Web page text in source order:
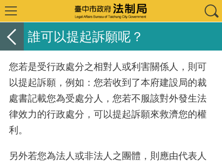
誰可以提起訴願呢？
您若是受行政處分之相對人或利害關係人，則可
以提起訴願，例如：您若收到了本府建設局的裁
處書記載您為受處分人，您若不服該對外發生法
律效力的行政處分，可以提起訴願來救濟您的權
利。
另外若您為法人或非法人之團體，則應由代表人